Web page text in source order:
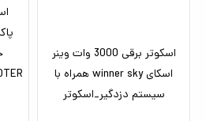
اسکوتر برقی 3000 وات وینر
اسکای winner sky همراه با
سیستم دزدگیر_اسکوتر